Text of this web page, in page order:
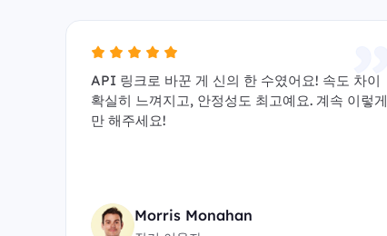
API 링크로 바꾼 게 신의 한 수였어요! 속도 차이
확실히 느껴지고, 안정성도 최고예요. 계속 이렇게
만 해주세요!
Morris Monahan